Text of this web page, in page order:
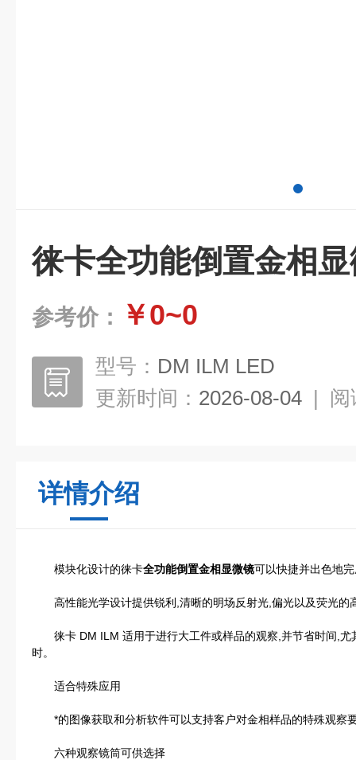
徕卡全功能倒置金相
参考价： ￥0~0
型号： DM ILM LED
更新时间： 2026-08-04 | 阅
详情介绍
模块化设计的徕卡全功能倒置金相显微镜可以快捷并出色地
高性能光学设计提供锐利,清晰的明场反射光,偏光以及荧光的
徕卡 DM ILM 适用于进行大工件或样品的观察,并节省时间,尤
时。
适合特殊应用
*的图像获取和分析软件可以支持客户对金相样品的特殊观察
六种观察镜筒可供选择